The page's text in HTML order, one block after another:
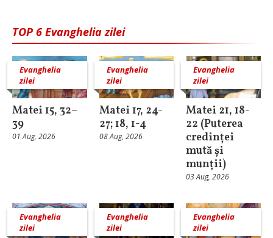
TOP 6 Evanghelia zilei
Evanghelia
zilei
Matei 15, 32–
39
01 Aug, 2026
Evanghelia
zilei
Matei 17, 24-
27; 18, 1-4
08 Aug, 2026
Evanghelia
zilei
Matei 21, 18-
22 (Puterea
credinței
mută și
munții)
03 Aug, 2026
Evanghelia
zilei
Evanghelia
zilei
Evanghelia
zilei